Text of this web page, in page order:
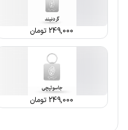
249,000 تومان
249,000 تومان